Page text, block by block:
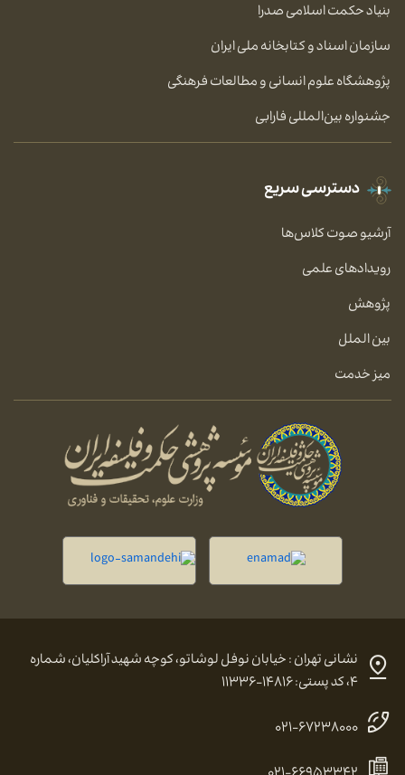
بنیاد حکمت اسلامی صدرا
سازمان اسناد و کتابخانه ملی ایران
پژوهشگاه علوم انسانی و مطالعات فرهنگی
جشنواره بین‌المللی فارابی
دسترسی سریع
آرشیو صوت کلاس‌ها
رویدادهای علمی
پژوهش
بین الملل
میز خدمت
نشانی تهران : خیابان نوفل لوشاتو، کوچه شهید آراکلیان، شماره
۴، کد پستی: ۱۴۸۱۶-۱۱۳۳۶
۰۲۱-۶۷۲۳۸۰۰۰